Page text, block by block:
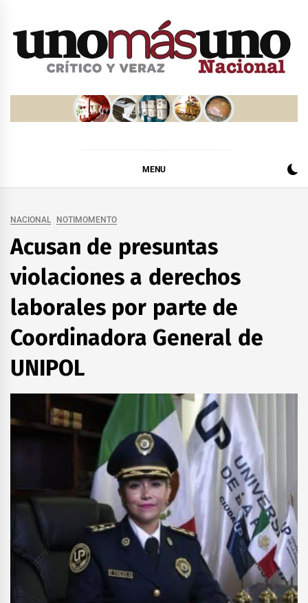
MENU
NACIONAL NOTIMOMENTO
Acusan de presuntas
violaciones a derechos
laborales por parte de
Coordinadora General de
UNIPOL